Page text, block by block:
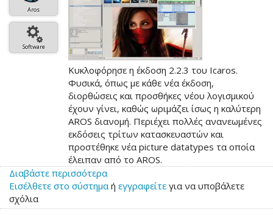
Aros
Software
Κυκλοφόρησε η έκδοση 2.2.3 του Icaros.
Φυσικά, όπως με κάθε νέα έκδοση,
διορθώσεις και προσθήκες νέου λογισμικού
έχουν γίνει, καθώς ωριμάζει ίσως η καλύτερη
AROS διανομή. Περιέχει πολλές ανανεωμένες
εκδόσεις τρίτων κατασκευαστών και
προστέθηκε νέα picture datatypes τα οποία
έλειπαν από το AROS.
Διαβάστε περισσότεραγια
το
2.2.3
Εισέλθετε στο σύστημαή εγγραφείτε για να υποβάλετε
σχόλια